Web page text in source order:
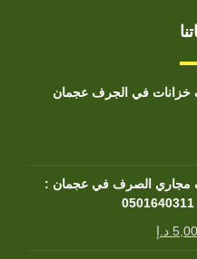
خزانات في الجرف عجمان
مجاري الصرف في عجمان :
0501640311
5,00 د.إ